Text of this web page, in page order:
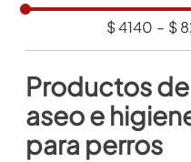
Protectores
Pisos de Caucho
Dispensadores para
Esponjas
Tapetes para Sala y
Limpiadores de Piso
$ 4140 – $
Productos de
aseo e
para perros